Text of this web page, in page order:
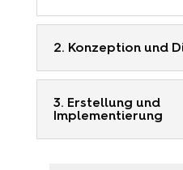
2. Konzeption und
3. Erstellung und
Implementierung